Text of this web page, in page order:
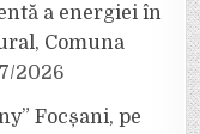
a energiei în
Comuna
2026
Focșani, pe